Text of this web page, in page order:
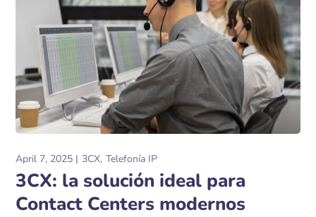
April 7, 2025 3CX Telefonía IP
3CX: la solución ideal para
Contact Centers modernos